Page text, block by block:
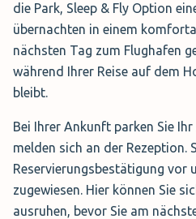
die Park, Sleep & Fly Option
übernachten in einem
nächsten Tag zum Flughafen
während Ihrer Reise auf dem
bleibt.
Bei Ihrer Ankunft parken Sie
melden sich an der Rezeption.
Reservierungsbestätigung vor
zugewiesen. Hier können Sie
ausruhen, bevor Sie am